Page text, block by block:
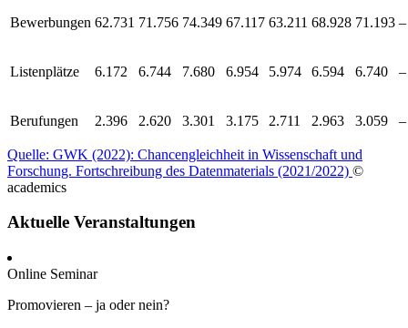
Bewerbungen 62.731 71.756 74.349 67.117 63.211 68.928 71.193 –
Listenplätze 6.172 6.744 7.680 6.954 5.974 6.594 6.740 –
Berufungen 2.396 2.620 3.301 3.175 2.711 2.963 3.059 –
Quelle: GWK (2022): Chancengleichheit in Wissenschaft und
Forschung. Fortschreibung des Datenmaterials (2021/2022) ©
academics
Aktuelle Veranstaltungen
Online Seminar
Promovieren – ja oder nein?